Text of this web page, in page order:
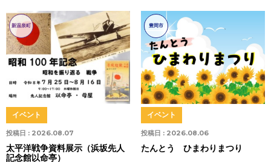
新温泉町
投稿日 : 2026.08.07
イベント
太平洋戦争資料展示（浜坂先人
記念館以命亭）
豊岡市
投稿日 : 2026.08.06
イベント
たんとう ひまわりまつり